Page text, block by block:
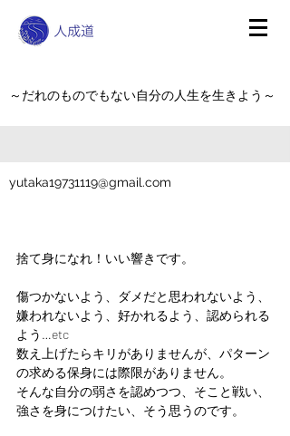
～だれのものでもない自分の人生を生きよう～
yutaka19731119@gmail.com
捨て身になれ！いい響きです。
傷つかないよう、ダメだと思われないよう、
嫌われないよう、好かれるよう、認められる
よう…etc
数え上げたらキリがありませんが、パターン
の求める保身には際限がありません。
そんな自分の弱さを認めつつ、そこと戦い、
強さを身につけたい、そう思うのです。